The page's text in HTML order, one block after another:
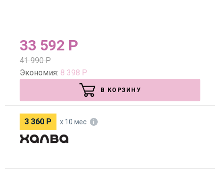
33 592 Р
41 990Р
Экономия: 8 398 Р
В КОРЗИНУ
3 360 Р х 10 мес